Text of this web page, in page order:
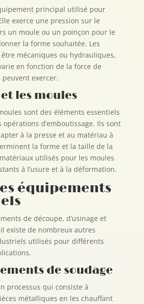
principal utilisé pour
exerce une pression sur le
un moule ou un poinçon pour le
la forme souhaitée. Les
mécaniques ou hydrauliques,
en fonction de la force de
peuvent exercer.
les moules
sont des éléments essentiels
d’emboutissage. Ils sont
à la presse et au matériau à
la forme et la taille de la
utilisés pour les moules
à l’usure et à la déformation.
équipements
de découpe, d’usinage et
existe de nombreux autres
utilisés pour différents
de soudage
processus qui consiste à
métalliques en les chauffant